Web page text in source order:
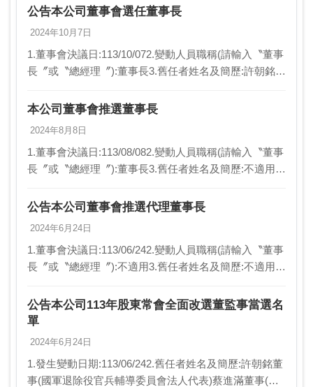
決議後,另行公告…
公告本公司董事會選任董事長
2024年10月7日
1.董事會決議日:113/10/072.變動人員職稱(請輸入〝董事
長〞或〝總經理〞):董事長3.舊任者姓名及簡歷:許朝銘先
司董事)5.異動原因…
本公司董事會推選董事長
2024年8月8日
1.董事會決議日:113/08/082.變動人員職稱(請輸入〝董事
長〞或〝總經理〞):董事長3.舊任者姓名及簡歷:不適用4.
6.新任生效日期:…
公告本公司董事會推選代理董事長
2024年6月24日
1.董事會決議日:113/06/242.變動人員職稱(請輸入〝董事
長〞或〝總經理〞):不適用3.舊任者姓名及簡歷:不適用4.
日期:NA7.其他…
公告本公司113年股東常會全面改選董監事當選名
單
2024年6月24日
1.發生變動日期:113/06/242.舊任者姓名及簡歷:許朝銘董
事(國軍退除役官兵輔導委員會法人代表)蔡進滿董事(國